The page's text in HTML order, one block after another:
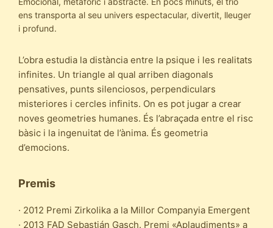
ens transporta al seu univers espectacular, divertit, lleuger
i profund.
L’obra estudia la distància entre la psique i les realitats
infinites. Un triangle al qual arriben diagonals
pensatives, punts silenciosos, perpendiculars
misteriores i cercles infinits. On es pot jugar a crear
noves geometries humanes. És l’abraçada entre el risc
bàsic i la ingenuitat de l’ànima. És geometria
d’emocions.
Premis
· 2012 Premi Zirkolika a la Millor Companyia Emergent
· 2013 FAD Sebastián Gasch. Premi «Aplaudiments» a